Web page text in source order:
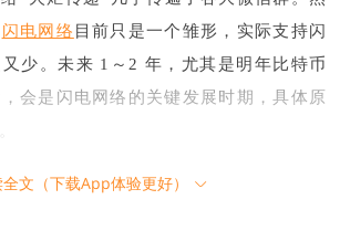
闪电网络 目前只是一个雏形，实际支持闪
少。未来 1～2 年，尤其是明年比特币
会是闪电网络的关键发展时期，具体原
文（下载App体验更好）